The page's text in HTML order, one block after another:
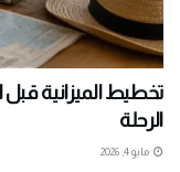
تخطيط الميزانية
الرحلة
مايو 4, 2026